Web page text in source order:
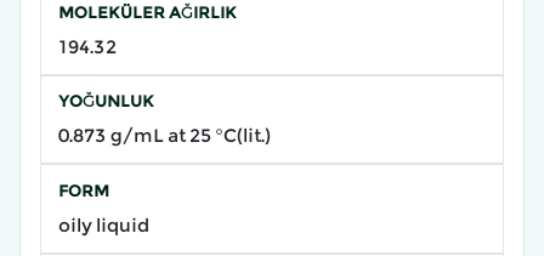
MOLEKÜLER AĞIRLIK
194.32
YOĞUNLUK
0.873 g/mL at 25 °C(lit.)
FORM
oily liquid